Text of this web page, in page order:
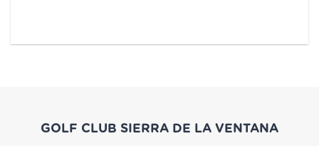
GOLF CLUB SIERRA DE LA VENTANA